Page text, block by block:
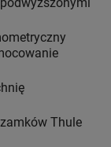
Thule